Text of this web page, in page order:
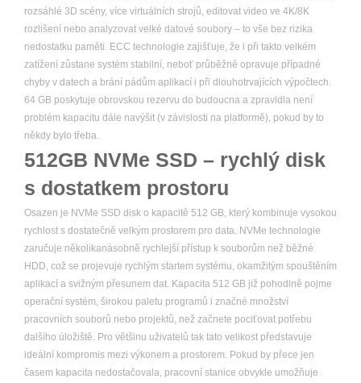
rozsáhlé 3D scény, více virtuálních strojů, editovat video ve 4K/8K
rozlišení nebo analyzovat velké datové soubory – to vše bez rizika
nedostatku paměti. ECC technologie zajišťuje, že i při takto velkém
zatížení zůstane systém stabilní, neboť průběžně opravuje případné
chyby v datech a brání pádům aplikací i při dlouhotrvajících výpočtech.
64 GB poskytuje obrovskou rezervu do budoucna a zpravidla není
problém kapacitu dále navýšit (v závislosti na platformě), pokud by to
někdy bylo třeba.
512GB NVMe SSD – rychlý disk
s dostatkem prostoru
Osazen je NVMe SSD disk o kapacitě 512 GB, který kombinuje vysokou
rychlost s dostatečně velkým prostorem pro data. NVMe technologie
zaručuje několikanásobně rychlejší přístup k souborům než běžné
HDD, což se projevuje rychlým startem systému, okamžitým spouštěním
aplikací a svižným přesunem dat. Kapacita 512 GB již pohodlně pojme
operační systém, širokou paletu programů i značné množství
pracovních souborů nebo projektů, než začnete pociťovat potřebu
dalšího úložiště. Pro většinu uživatelů tak tato velikost představuje
ideální kompromis mezi výkonem a prostorem. Pokud by přece jen
časem kapacita nedostačovala, pracovní stanice obvykle umožňuje